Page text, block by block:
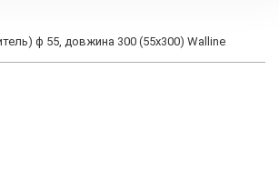
ф 55, довжина 300 (55x300) Walline